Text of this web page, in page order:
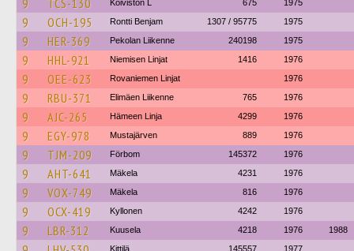
9 TCS-130 Koiviston L 675 1975
9 OCH-195 Rontti Benjam 1307 / 95775 1975
9 HER-369 Pekolan Liikenne 240198 1975
9 HHL-921 Niemisen Linjat 1416 1976
9 OEE-623 Rovaniemen Linjat 1976
9 RBU-371 Elimäen Liikenne 765 1976
9 AJC-265 Hämeen Linja 4299 1976
9 EGY-978 Mustajärven 889 1976
9 TJM-209 Förbom 145372 1976
9 AHT-641 Mäkela 4231 1976
9 VOX-749 Mäkela 816 1976
9 OCX-419 Kyllonen 4242 1976
9 LBR-312 Kuusela 4218 1976 1988
Kittilä 145557 1977